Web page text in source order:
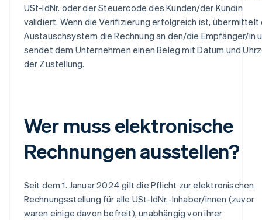
USt-IdNr. oder der Steuercode des Kunden/der Kundin
validiert. Wenn die Verifizierung erfolgreich ist, übermittelt
Austauschsystem die Rechnung an den/die Empfänger/in
sendet dem Unternehmen einen Beleg mit Datum und
der Zustellung.
Wer muss elektronische
Rechnungen ausstellen?
Seit dem 1. Januar 2024 gilt die Pflicht zur elektronischen
Rechnungsstellung für alle USt-IdNr.-Inhaber/innen (zuvor
waren einige davon befreit), unabhängig von ihrer